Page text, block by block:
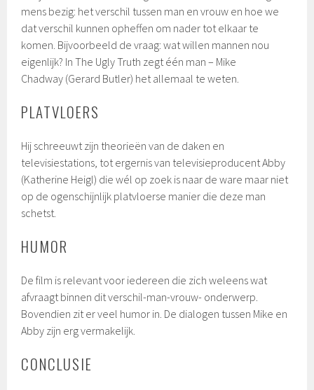
mens bezig: het verschil tussen man en vrouw en hoe we
dat verschil kunnen opheffen om nader tot elkaar te
komen. Bijvoorbeeld de vraag: wat willen mannen nou
eigenlijk? In The Ugly Truth zegt één man – Mike
Chadway (Gerard Butler) het allemaal te weten.
PLATVLOERS
Hij schreeuwt zijn theorieën van de daken en
televisiestations, tot ergernis van televisieproducent Abby
(Katherine Heigl) die wél op zoek is naar de ware maar niet
op de ogenschijnlijk platvloerse manier die deze man
schetst.
HUMOR
De film is relevant voor iedereen die zich weleens wat
afvraagt binnen dit verschil-man-vrouw- onderwerp.
Bovendien zit er veel humor in. De dialogen tussen Mike en
Abby zijn erg vermakelijk.
CONCLUSIE